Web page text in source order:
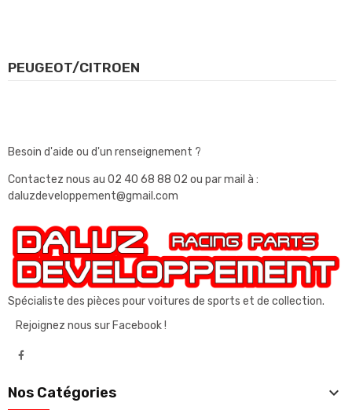
PEUGEOT/CITROEN
Besoin d'aide ou d'un renseignement ?
Contactez nous au 02 40 68 88 02 ou par mail à :
daluzdeveloppement@gmail.com
Spécialiste des pièces pour voitures de sports et de collection.
Rejoignez nous sur Facebook !
Nos Catégories 